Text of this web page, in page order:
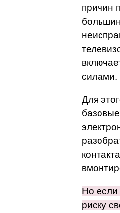
причин
силами.
Для
Но если
риску